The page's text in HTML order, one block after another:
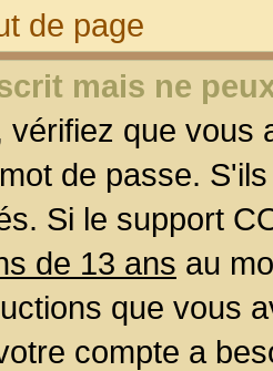
de page
mais ne
vérifiez que
de passe.
Si le support
de 13 ans au
que vous
compte a